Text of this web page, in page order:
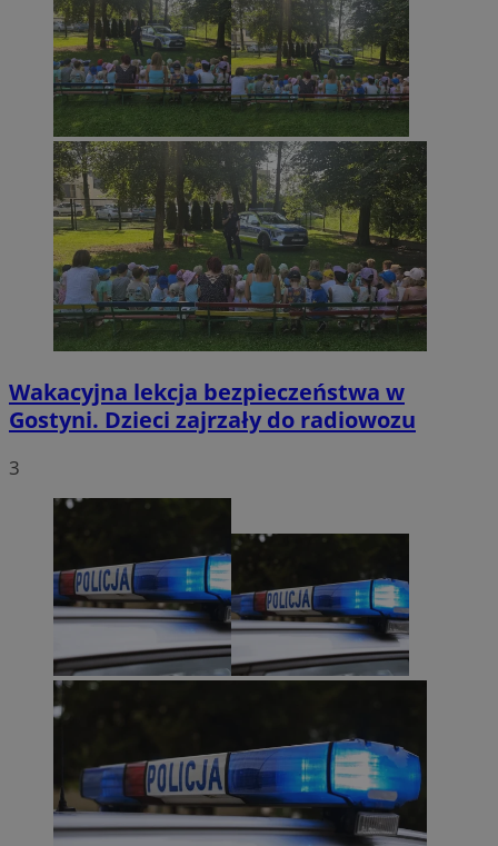
Wakacyjna lekcja bezpieczeństwa w
Gostyni. Dzieci zajrzały do radiowozu
3